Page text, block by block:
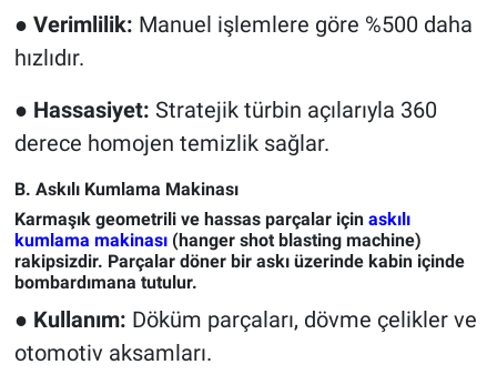
● Verimlilik: Manuel işlemlere göre %500 daha
hızlıdır.
● Hassasiyet: Stratejik türbin açılarıyla 360
derece homojen temizlik sağlar.
B. Askılı Kumlama Makinası
Karmaşık geometrili ve hassas parçalar için askılı
kumlama makinası(hanger shot blasting machine)
rakipsizdir. Parçalar döner bir askı üzerinde kabin içinde
bombardımana tutulur.
● Kullanım: Döküm parçaları, dövme çelikler ve
otomotiv aksamları.